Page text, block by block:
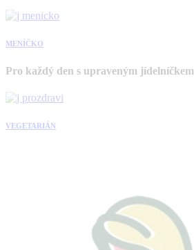
MENÍČKO
Pro každý den s upraveným jídelníčkem
VEGETARIÁN